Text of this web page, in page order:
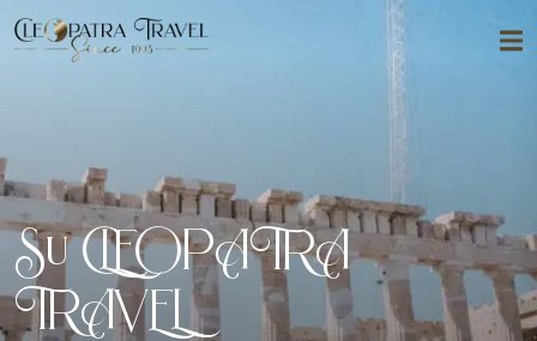
Su CLEOPATRA
TRAVEL